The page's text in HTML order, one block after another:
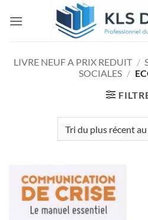
LIVRE NEUF A PRIX REDUIT /
SOCIALES /